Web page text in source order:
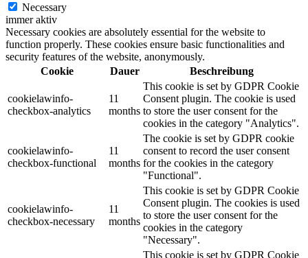
Necessary
immer aktiv
Necessary cookies are absolutely essential for the website to
function properly. These cookies ensure basic functionalities and
security features of the website, anonymously.
Cookie
Dauer Beschreibung
cookielawinfo-
checkbox-analytics
11
months
This cookie is set by GDPR Cookie
Consent plugin. The cookie is used
to store the user consent for the
cookies in the category "Analytics".
cookielawinfo-
checkbox-functional
11
months
The cookie is set by GDPR cookie
consent to record the user consent
for the cookies in the category
"Functional".
cookielawinfo-
checkbox-necessary
11
months
This cookie is set by GDPR Cookie
Consent plugin. The cookies is used
to store the user consent for the
cookies in the category
"Necessary".
This cookie is set by GDPR Cookie